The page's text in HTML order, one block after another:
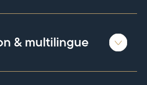
& multilingue